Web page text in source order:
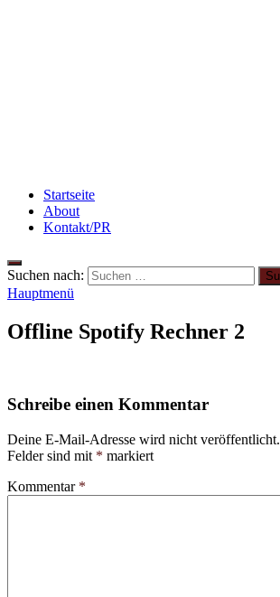
Startseite
About
Kontakt/PR
Suchen nach:
Hauptmenü
Offline Spotify Rechner 2
Schreibe einen Kommentar
Deine E-Mail-Adresse wird nicht veröffentlicht.
Felder sind mit * markiert
Kommentar *